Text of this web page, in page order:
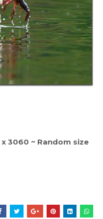
3060 ~ Random size